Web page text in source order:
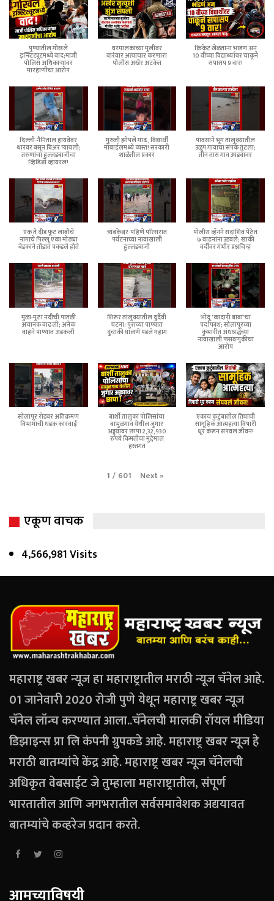
पुण्यातील गोखले
इन्स्टिट्यूटमध्ये वाद;माजी
पोलिस अधिकाऱ्यांवर
मारहाणीचा आरोप
घरमालकाच्या मुलीवर
वारंवार अत्याचार करणारा
पोलीस अखेर अटकेत
क्रिकेट खेळताना भांडणं अन्
10 वीच्या विद्यार्थ्यावर चाकूने
सपासप 9 वार!
दिल्ली-नैनिताल हायवेवर
थारवर बसून बिअर प्यायली;
तरुणांचा हुल्लडबाजीचा
व्हिडिओ व्हायरल!
गुरुजी झोपले गाढ, विद्यार्थी
मोबाईलमध्ये व्यस्त! सरकारी
शाळेतील प्रकार
पावसाने भूम तालुक्यातील
उळूप गावाचा संपर्क तुटला;
तीन तास गाव उघड्यावर
एक ते दीड फूट लांबीचे
नागाचे पिल्लू एका मोठ्या
बेडकाने तोंडात पकडले होते
त्र्यंबकेश्वर-पहिणे परिसरात
पर्यटनाच्या नावाखाली
हुल्लडबाजी
पोलीस व्हॅनने सदाशिव पेठेत
७ वाहनांना उडवले; खाकी
वर्दीवर गंभीर प्रश्नचिन्ह
मुळा-मुठा नदीची पातळी
अचानक वाढली; अनेक
वाहने पाण्यात अडकली
शिरूर तालुक्यातील दुर्दैवी
घटना: पुराच्या पाण्यात
दुचाकी घालणे पडले महाग
भोंदू 'कादारी बाबा'चा
पर्दाफाश; सोलापूरच्या
कुंभारीत अंधश्रद्धेच्या
नावाखाली फसवणुकीचा
आरोप
सोलापूर रोडवर अतिक्रमण
विभागाची धडक कारवाई
बार्शी तालुका पोलिसांचा
बाभुळगाव येथील जुगार
अड्ड्यावर छापा 2,32,930
रुपये किमतीचा मुद्देमाल
हस्तगत
एकाच कुटुंबातील तिघांची
सामूहिक आत्महत्या विषारी
धूर करून संपवलं जीवन!
1 / 601 Next»
एकूण वाचक
4,566,981 Visits
महाराष्ट्र खबर न्यूज हा महाराष्ट्रातील मराठी न्यूज चॅनेल आहे.
01 जानेवारी 2020 रोजी पुणे येथून महाराष्ट्र खबर न्यूज
चॅनेल लॉन्च करण्यात आला..चॅनेलची मालकी रॉयल मीडिया
डिझाइन्स प्रा लि कंपनी ग्रुपकडे आहे. महाराष्ट्र खबर न्यूज हे
मराठी बातम्यांचे केंद्र आहे. महाराष्ट्र खबर न्यूज चॅनेलची
अधिकृत वेबसाईट जे तुम्हाला महाराष्ट्रातील, संपूर्ण
भारतातील आणि जगभरातील सर्वसमावेशक अद्ययावत
बातम्यांचे कव्हरेज प्रदान करते.
आमच्याविषयी